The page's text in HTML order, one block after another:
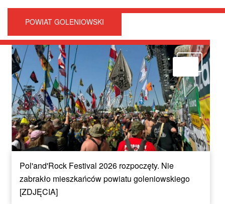
POWIAT GOLENIOWSKI
Pol'and'Rock Festival 2026 rozpoczęty. Nie
zabrakło mieszkańców powiatu goleniowskiego
[ZDJĘCIA]